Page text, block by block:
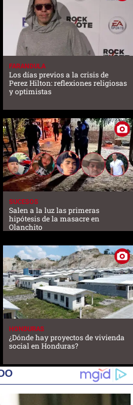
FARANDULA
Los días previos a la crisis de
Perez Hilton: reflexiones religiosas
y optimistas
SUCESOS
Salen a la luz las primeras
hipótesis de la masacre en
Olanchito
HONDURAS
¿Dónde hay proyectos de vivienda
social en Honduras?